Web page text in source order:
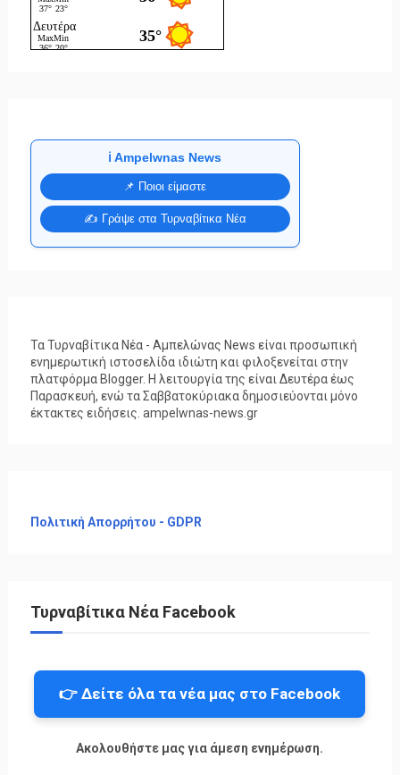
ℹ️ Ampelwnas News
📌 Ποιοι είμαστε
✍️ Γράψε στα Τυρναβίτικα Νέα
Τα Τυρναβίτικα Νέα - Αμπελώνας News είναι προσωπική
ενημερωτική ιστοσελίδα ιδιώτη και φιλοξενείται στην
πλατφόρμα Blogger. Η λειτουργία της είναι Δευτέρα έως
Παρασκευή, ενώ τα Σαββατοκύριακα δημοσιεύονται μόνο
έκτακτες ειδήσεις. ampelwnas-news.gr
Πολιτική Απορρήτου - GDPR
Τυρναβίτικα Νέα Facebook
👉 Δείτε όλα τα νέα μας στο Facebook
Ακολουθήστε μας για άμεση ενημέρωση.